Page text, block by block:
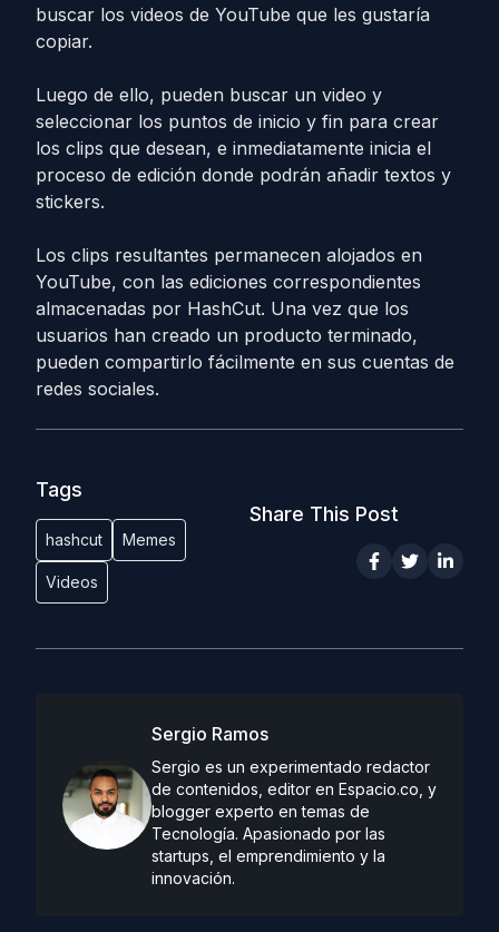
buscar los videos de YouTube que les gustaría
copiar.
Luego de ello, pueden buscar un video y
seleccionar los puntos de inicio y fin para crear
los clips que desean, e inmediatamente inicia el
proceso de edición donde podrán añadir textos y
stickers.
Los clips resultantes permanecen alojados en
YouTube, con las ediciones correspondientes
almacenadas por HashCut. Una vez que los
usuarios han creado un producto terminado,
pueden compartirlo fácilmente en sus cuentas de
redes sociales.
Tags
hashcut Memes
Videos
Share This Post
Sergio Ramos
Sergio es un experimentado redactor
de contenidos, editor en Espacio.co, y
blogger experto en temas de
Tecnología. Apasionado por las
startups, el emprendimiento y la
innovación.